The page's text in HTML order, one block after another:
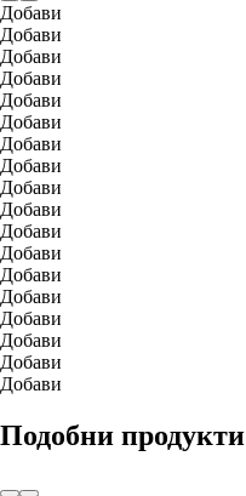
Добави
Добави
Добави
Добави
Добави
Добави
Добави
Добави
Добави
Добави
Добави
Добави
Добави
Добави
Добави
Добави
Добави
Добави
Подобни продукти